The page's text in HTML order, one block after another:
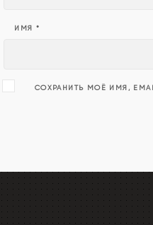
ИМЯ *
СОХРАНИТЬ МОЁ ИМЯ,